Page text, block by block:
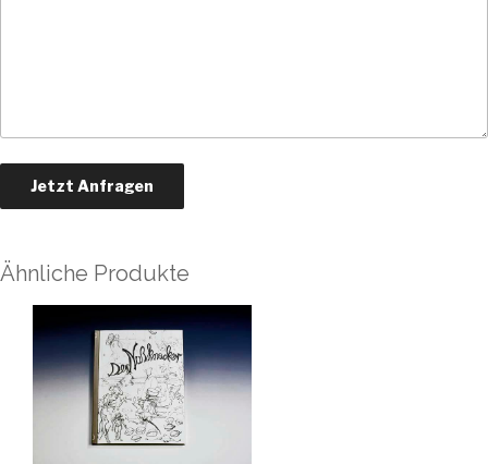
Ähnliche Produkte